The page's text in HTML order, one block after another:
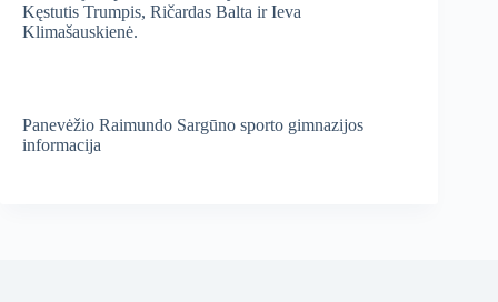
Kęstutis Trumpis, Ričardas Balta ir Ieva
Klimašauskienė.
Panevėžio Raimundo Sargūno sporto gimnazijos
informacija